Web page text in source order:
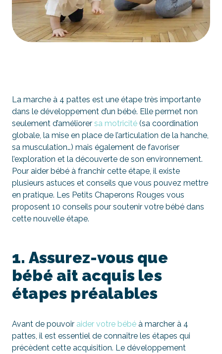
La marche à 4 pattes est une étape très importante
dans le développement d’un bébé. Elle permet non
seulement d’améliorer sa motricité (sa coordination
globale, la mise en place de l’articulation de la hanche,
sa musculation…) mais également de favoriser
l’exploration et la découverte de son environnement.
Pour aider bébé à franchir cette étape, il existe
plusieurs astuces et conseils que vous pouvez mettre
en pratique. Les Petits Chaperons Rouges vous
proposent 10 conseils pour soutenir votre bébé dans
cette nouvelle étape.
1. Assurez-vous que
bébé ait acquis les
étapes préalables
Avant de pouvoir aider votre bébé à marcher à 4
pattes, il est essentiel de connaître les étapes qui
précèdent cette acquisition. Le développement